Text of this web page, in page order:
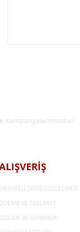
Kampanyalarımızdan
MESAFELİ SATIŞ SÖZLEŞMESİ
ÖDEME VE TESLİMAT
GİZLİLİK VE GÜVENLİK